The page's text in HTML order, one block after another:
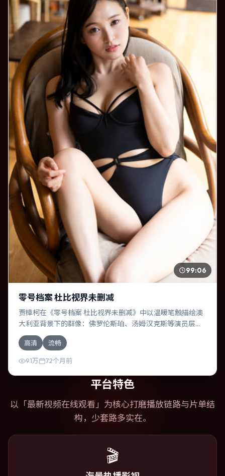
99:06
零号档案 杜比视界未删减
贾樟柯在《零号档案 杜比视界未删减》中以温暖笔触描绘澳
大利亚背景下的群像：佛罗伦斯·珀、汤姆·汉克斯等演员层次
丰富。作为一部惊悚作品，故事从日常裂缝切入，逐步推向
不可逆转的结局；视听语言统一，情感落点克制有力。
高清 流畅
9.1万 72个月前
平台特色
以「最新视频在线观看 」为核心打磨播放链路与片单结
构，少套路多实在。
🎬